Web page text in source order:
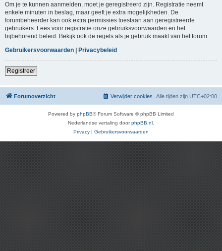
Om je te kunnen aanmelden, moet je geregistreerd zijn. Registratie neemt
enkele minuten in beslag, maar geeft je extra mogelijkheden. De
forumbeheerder kan ook extra permissies toestaan aan geregistreerde
gebruikers. Lees voor registratie onze gebruiksvoorwaarden en het
bijbehorend beleid. Bekijk ook de regels als je gebruik maakt van het forum.
Gebruikersvoorwaarden | Privacybeleid
Registreer
Forumoverzicht Alle tijden zijn UTC+02:00
Verwijder cookies
Powered by phpBB® Forum Software © phpBB Limited
Nederlandse vertaling doorphpBB.nl
Privacy | Gebruikersvoorwaarden